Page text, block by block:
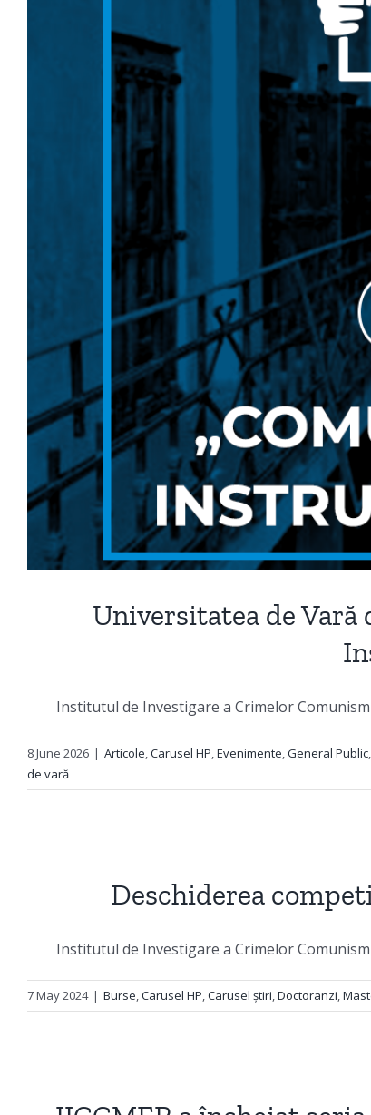
Universitatea de Vară
Institutul de Investigare a Crimelor
8 June 2026 | Articole,Carusel HP,Evenimente,General Public,
de vară
Deschiderea
Institutul de Investigare a Crimelor
7 May 2024 | Burse,Carusel HP,Carusel știri,Doctoranzi,